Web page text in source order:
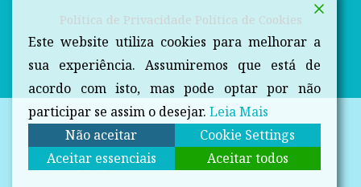
Política de Privacidade Política de Cookies
Copyright © 2026 Dicas da Farmacêutica
Este website utiliza cookies para melhorar a
sua experiência. Assumiremos que está de
acordo com isto, mas pode optar por não
participar se assim o desejar. Leia Mais
Não aceitar
Cookie Settings
Aceitar essenciais
Aceitar todos